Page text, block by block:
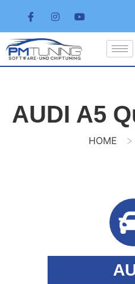
AUDI A5
HOME >